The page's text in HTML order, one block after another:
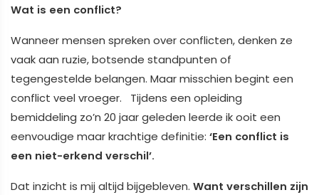
Wat is een conflict?
Wanneer mensen spreken over conflicten, denken ze
vaak aan ruzie, botsende standpunten of
tegengestelde belangen. Maar misschien begint een
conflict veel vroeger. Tijdens een opleiding
bemiddeling zo’n 20 jaar geleden leerde ik ooit een
eenvoudige maar krachtige definitie: ‘Een conflict is
een niet-erkend verschil’.
Dat inzicht is mij altijd bijgebleven. Want verschillen zijn